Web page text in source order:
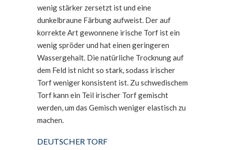
wenig stärker zersetzt ist und eine
dunkelbraune Färbung aufweist. Der auf
korrekte Art gewonnene irische Torf ist ein
wenig spröder und hat einen geringeren
Wassergehalt. Die natürliche Trocknung auf
dem Feld ist nicht so stark, sodass irischer
Torf weniger konsistent ist. Zu schwedischem
Torf kann ein Teil irischer Torf gemischt
werden, um das Gemisch weniger elastisch zu
machen.
DEUTSCHER TORF